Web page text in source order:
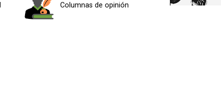
Columnas de opinión